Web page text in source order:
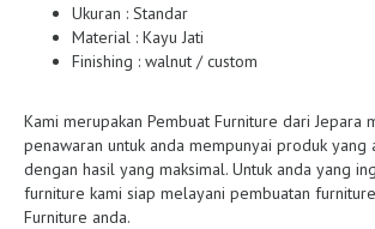
Ukuran : Standar
Material : Kayu Jati
Finishing : walnut / custom
Kami merupakan Pembuat Furniture dari Jepara
penawaran untuk anda mempunyai produk yang
dengan hasil yang maksimal. Untuk anda yang
furniture kami siap melayani pembuatan
Furniture anda.